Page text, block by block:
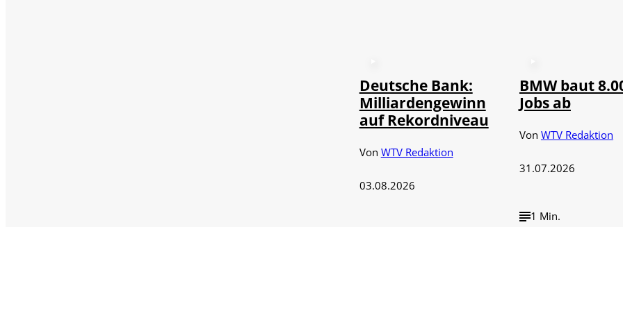
Deutsche Bank:
Milliardengewinn
auf Rekordniveau
Von WTV Redaktion
03.08.2026
BMW baut
Jobs ab
Von WTV Redaktion
31.07.2026
1 Min.